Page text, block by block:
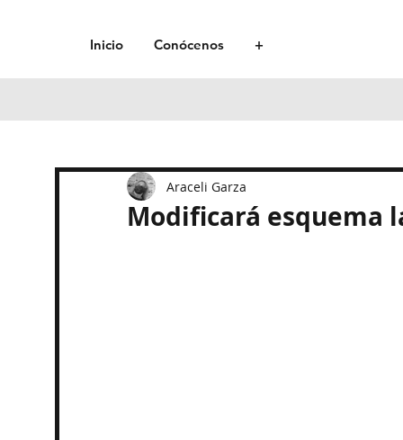
Inicio Conócenos +
Modificará esquema
Araceli Garza